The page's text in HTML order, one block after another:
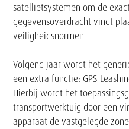
satellietsystemen om de
gegevensoverdracht vindt
veiligheidsnormen.
Volgend jaar wordt het
een extra functie: GPS
Hierbij wordt het
transportwerktuig door een
apparaat de vastgelegde